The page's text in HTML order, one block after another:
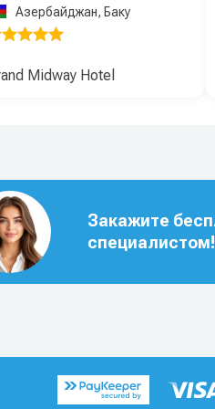
Азербайджан, Баку
Midway Hotel
Закажите
специалистом!